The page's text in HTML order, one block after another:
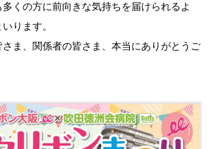
くの方に前向きな気持ちを届けられるよ
ります。
ま、関係者の皆さま、本当にありがとうご